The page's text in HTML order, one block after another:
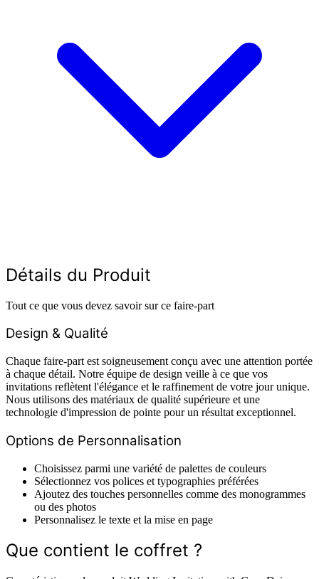
Détails du Produit
Tout ce que vous devez savoir sur ce faire-part
Design & Qualité
Chaque faire-part est soigneusement conçu avec une attention portée
à chaque détail. Notre équipe de design veille à ce que vos
invitations reflètent l'élégance et le raffinement de votre jour unique.
Nous utilisons des matériaux de qualité supérieure et une
technologie d'impression de pointe pour un résultat exceptionnel.
Options de Personnalisation
Choisissez parmi une variété de palettes de couleurs
Sélectionnez vos polices et typographies préférées
Ajoutez des touches personnelles comme des monogrammes
ou des photos
Personnalisez le texte et la mise en page
Que contient le coffret ?